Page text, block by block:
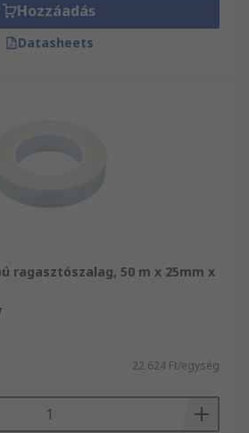
Hozzáadás
Datasheets
ragasztószalag, 50 m x 25mm x
22 624 Ft/egység